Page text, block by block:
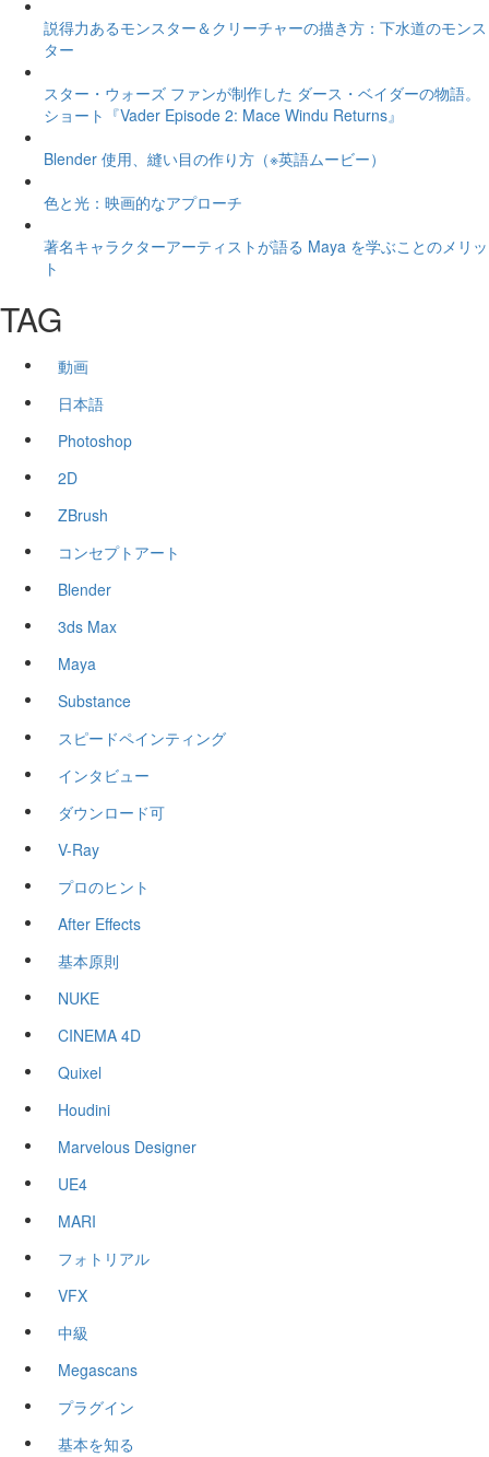
説得力あるモンスター＆クリーチャーの描き方：下水道のモンス
ター
スター・ウォーズ ファンが制作した ダース・ベイダーの物語。
ショート『Vader Episode 2: Mace Windu Returns』
Blender 使用、縫い目の作り方（※英語ムービー）
色と光：映画的なアプローチ
著名キャラクターアーティストが語る Maya を学ぶことのメリッ
ト
TAG
動画
日本語
Photoshop
2D
ZBrush
コンセプトアート
Blender
3ds Max
Maya
Substance
スピードペインティング
インタビュー
ダウンロード可
V-Ray
プロのヒント
After Effects
基本原則
NUKE
CINEMA 4D
Quixel
Houdini
Marvelous Designer
UE4
MARI
フォトリアル
VFX
中級
Megascans
プラグイン
基本を知る